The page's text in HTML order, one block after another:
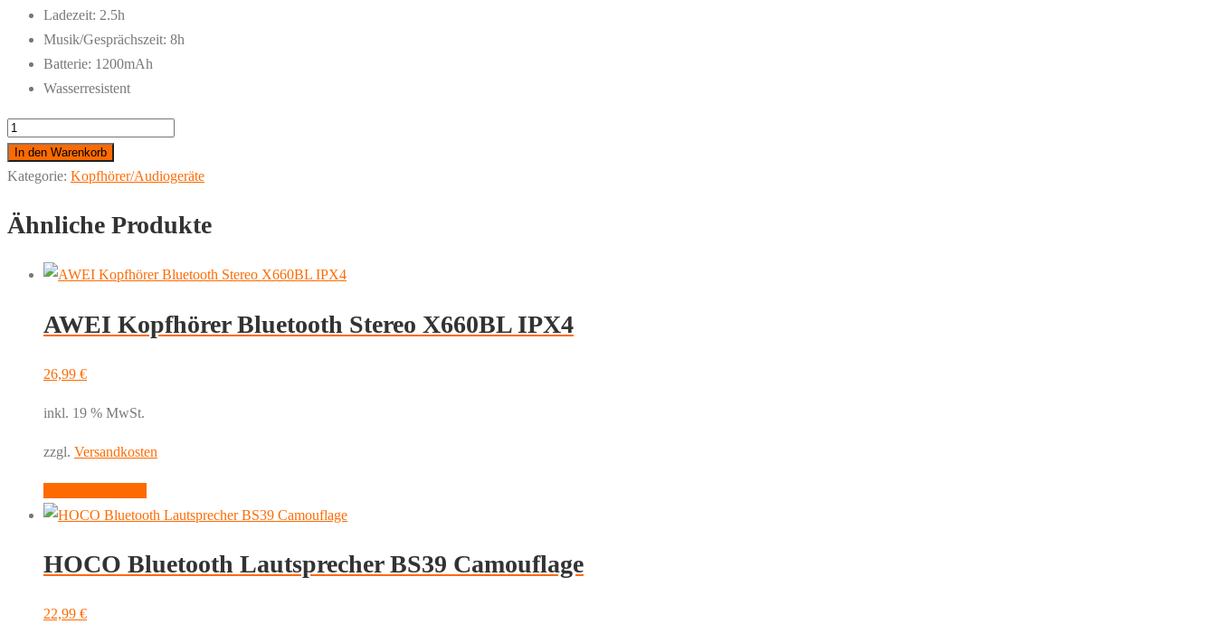
Ladezeit: 2.5h
Musik/Gesprächszeit: 8h
Batterie: 1200mAh
Wasserresistent
HOCO
Bluetooth
Lautsprecher
Camouflage
In den Warenkorb
Kategorie: Kopfhörer/Audiogeräte
Ähnliche Produkte
AWEI Kopfhörer Bluetooth Stereo X660BL IPX4
26,99 €
inkl. 19 % MwSt.
zzgl. Versandkosten
HOCO Bluetooth Lautsprecher BS39 Camouflage
22,99 €